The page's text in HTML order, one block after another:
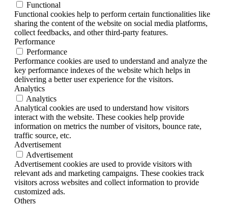
Functional
Functional cookies help to perform certain functionalities like
sharing the content of the website on social media platforms,
collect feedbacks, and other third-party features.
Performance
Performance
Performance cookies are used to understand and analyze the
key performance indexes of the website which helps in
delivering a better user experience for the visitors.
Analytics
Analytics
Analytical cookies are used to understand how visitors
interact with the website. These cookies help provide
information on metrics the number of visitors, bounce rate,
traffic source, etc.
Advertisement
Advertisement
Advertisement cookies are used to provide visitors with
relevant ads and marketing campaigns. These cookies track
visitors across websites and collect information to provide
customized ads.
Others